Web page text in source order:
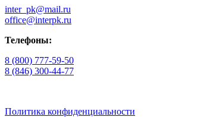
inter_pk@mail.ru
office@interpk.ru
Телефоны:
8 (800) 777-59-50
8 (846) 300-44-77
Политика конфиденциальности